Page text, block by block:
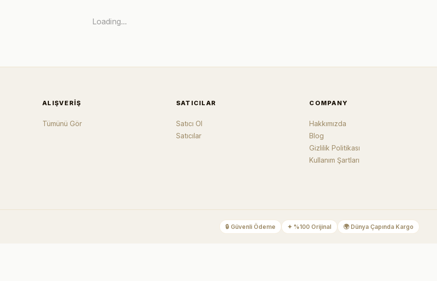
Loading...
ALIŞVERIŞ
Tümünü Gör
SATICILAR
Satıcı Ol
Satıcılar
COMPANY
Hakkımızda
Blog
Gizlilik Politikası
Kullanım Şartları
🔒 Güvenli Ödeme ✦ %100 Orijinal 🌍 Dünya Çapında Kargo